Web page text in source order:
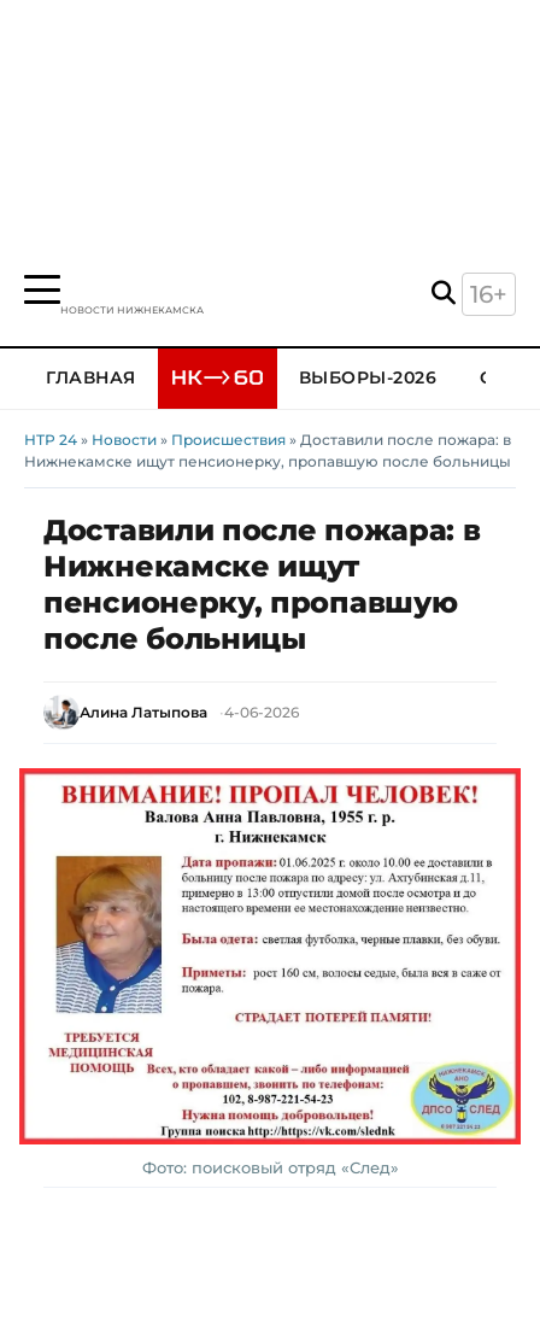
НОВОСТИ НИЖНЕКАМСКА
16+
ГЛАВНАЯ ВЫБОРЫ-2026
НТР 24 » Новости » Происшествия » Доставили после пожара: в
Нижнекамске ищут пенсионерку, пропавшую после больницы
Доставили после пожара: в
Нижнекамске ищут
пенсионерку, пропавшую
после больницы
Алина Латыпова 4-06-2026
Фото: поисковый отряд «След»